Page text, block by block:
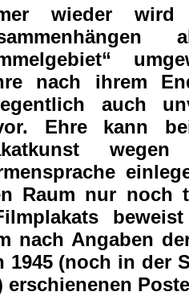
wieder
nach ihrem
auch
Ehre kann
Raum nur noch
nach Angaben
1945 (noch in der
erschienenen